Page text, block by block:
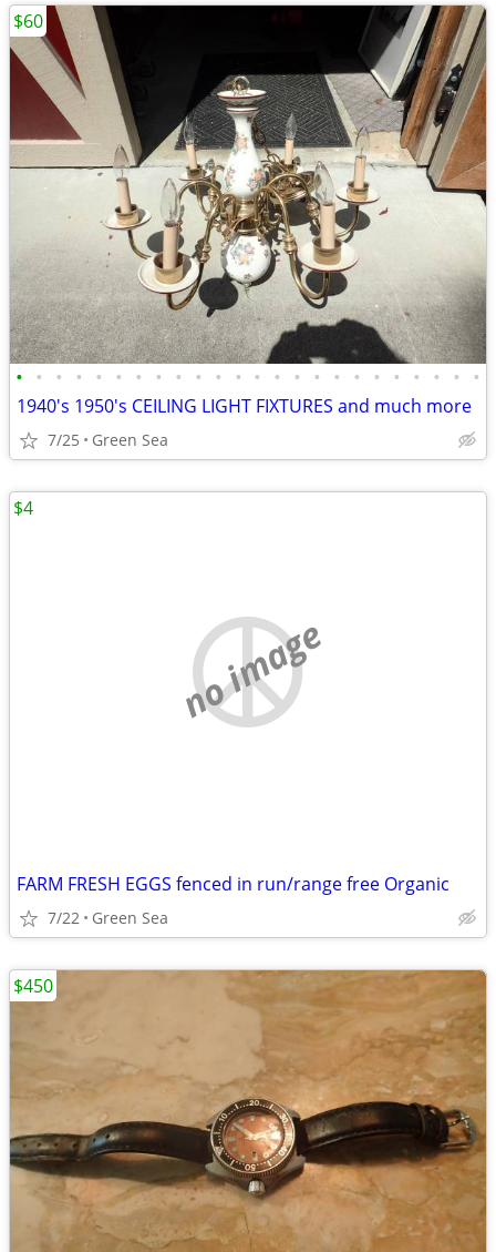
• • • • • • • • • • • • • • • • • • • • • • • •
1940's 1950's CEILING LIGHT FIXTURES and much more
7/25 Green Sea
$60
no image
FARM FRESH EGGS fenced in run/range free Organic
7/22 Green Sea
$4
$450